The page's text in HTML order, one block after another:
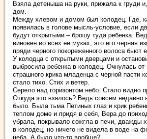
Взяла детеныша на руки, прижала к груди
дом.
Между хлевом и домом был колодец. Где,
появилась в голове мысль-условие, если
будут открытыми – брошу туда ребенка.
виновен во всех ее муках, это его черная
пряди черного покореженного волоса бьют
У колодца с открытыми дверцами и
выбросила ребенка в колодец. Очнулась от
страшного крика младенца с черной пасти
стало тихо. Стих и ветер.
Серело над горизонтом небо. Стало видно
Откуда это взялось? Ведь совсем недавно
было. Была тьма Петиных глаз и крик
теплом доме и придя в себя, Вера до
убрала, покрывало сожгла в печи, дважды
в колодец, но ничего не видела в воде на
неба. А было что-то вообще?